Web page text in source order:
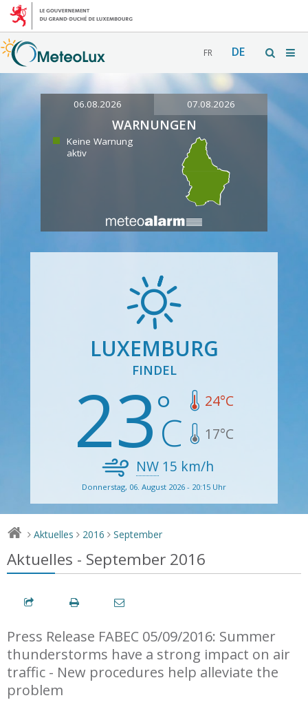
FR DE
06.08.2026 07.08.2026
WARNUNGEN
Keine Warnung
aktiv
LUXEMBURG
FINDEL
23 24°C
17°C
NW15 km/h
Donnerstag, 06. August 2026 - 20:15 Uhr
> Aktuelles > 2016 > September
Aktuelles - September 2016
Press Release FABEC 05/09/2016: Summer
thunderstorms have a strong impact on air
traffic - New procedures help alleviate the
problem